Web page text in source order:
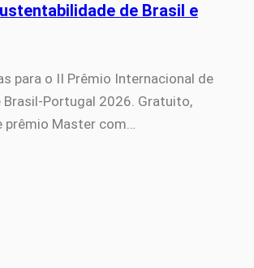
de Brasil e
para o II Prêmio Internacional de
Portugal 2026. Gratuito,
prêmio Master com…